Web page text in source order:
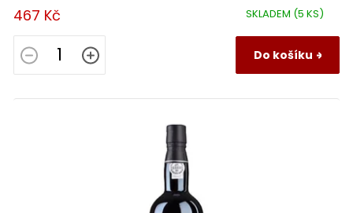
SKLADEM (5 KS)
467 Kč
Do košíku